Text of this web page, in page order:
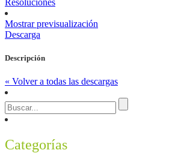
Mostrar previsualización
Descarga
Descripción
« Volver a todas las descargas
Categorías